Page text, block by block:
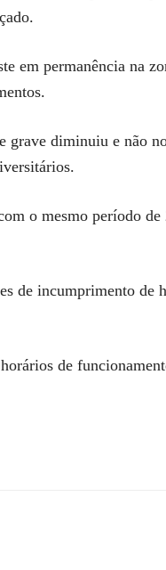
em permanência na
diminuiu e não
o mesmo período
de incumprimento de
de